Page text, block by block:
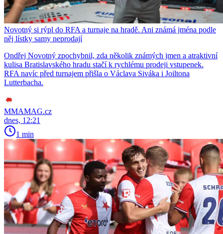
Novotný si rýpl do RFA a turnaje na hradě. Ani známá jména podle
něj lístky samy neprodají
Ondřej Novotný zpochybnil, zda několik známých jmen a atraktivní
kulisa Bratislavského hradu stačí k rychlému prodeji vstupenek.
RFA navíc před turnajem přišla o Václava Siváka i Joiltona
Lutterbacha.
MMAMAG.cz
dnes, 12:21
1 min